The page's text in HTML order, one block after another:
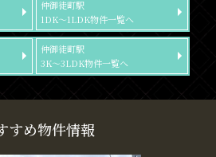
仲御徒町駅
1DK～1LDK物件一覧へ
仲御徒町駅
3K～3LDK物件一覧へ
すめ物件情報